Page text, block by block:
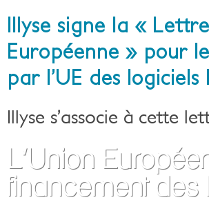
Illyse signe la «
Européenne » pour
par l’UE des logiciels
Illyse s’associe à cette
L’Union
financement des